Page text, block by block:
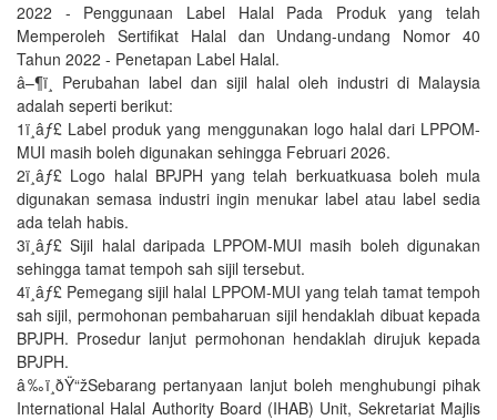
2022 - Penggunaan Label Halal Pada Produk yang telah
Memperoleh Sertifikat Halal dan Undang-undang Nomor 40
Tahun 2022 - Penetapan Label Halal.
â–¶ï¸ Perubahan label dan sijil halal oleh industri di Malaysia
adalah seperti berikut:
1ï¸âƒ£ Label produk yang menggunakan logo halal dari LPPOM-
MUI masih boleh digunakan sehingga Februari 2026.
2ï¸âƒ£ Logo halal BPJPH yang telah berkuatkuasa boleh mula
digunakan semasa industri ingin menukar label atau label sedia
ada telah habis.
3ï¸âƒ£ Sijil halal daripada LPPOM-MUI masih boleh digunakan
sehingga tamat tempoh sah sijil tersebut.
4ï¸âƒ£ Pemegang sijil halal LPPOM-MUI yang telah tamat tempoh
sah sijil, permohonan pembaharuan sijil hendaklah dibuat kepada
BPJPH. Prosedur lanjut permohonan hendaklah dirujuk kepada
BPJPH.
â‰ï¸ðŸ“žSebarang pertanyaan lanjut boleh menghubungi pihak
International Halal Authority Board (IHAB) Unit, Sekretariat Majlis